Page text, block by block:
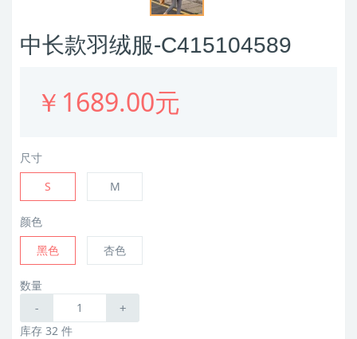
中长款羽绒服-C415104589
￥1689.00元
尺寸
S
M
颜色
黑色
杏色
数量
- +
库存 32 件